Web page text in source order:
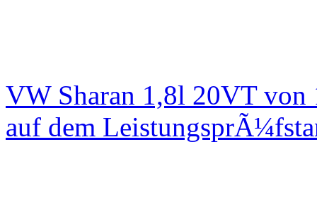
VW Sharan 1,8l 20VT
auf dem